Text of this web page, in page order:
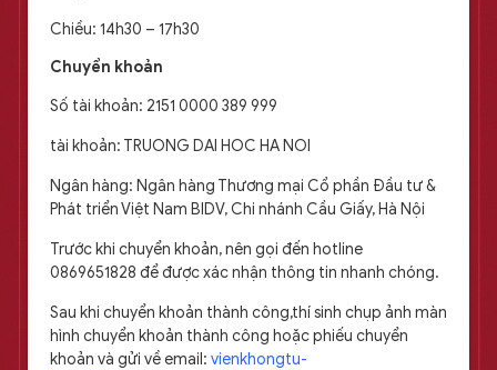
Chiều: 14h30 – 17h30
Chuyển khoản
Số tài khoản: 2151 0000 389 999
tài khoản: TRUONG DAI HOC HA NOI
Ngân hàng: Ngân hàng Thương mại Cổ phần Đầu tư &
Phát triển Việt Nam BIDV, Chi nhánh Cầu Giấy, Hà Nội
Trước khi chuyển khoản, nên gọi đến hotline
0869651828 để được xác nhận thông tin nhanh chóng.
Sau khi chuyển khoản thành công,thí sinh chụp ảnh màn
hình chuyển khoản thành công hoặc phiếu chuyển
khoản và gửi về email: vienkhongtu-